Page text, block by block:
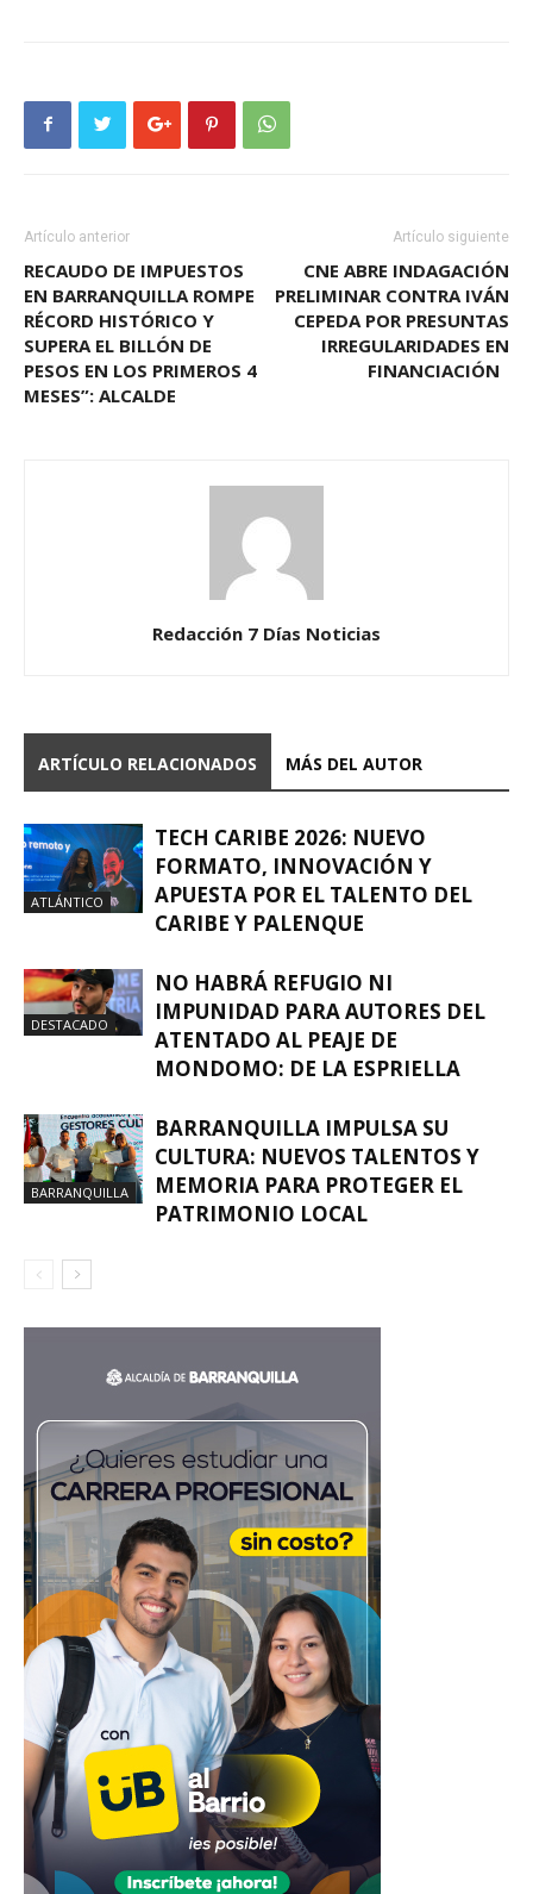
Artículo anterior
RECAUDO DE IMPUESTOS
EN BARRANQUILLA ROMPE
RÉCORD HISTÓRICO Y
SUPERA EL BILLÓN DE
PESOS EN LOS PRIMEROS 4
MESES”: ALCALDE
Artículo siguiente
CNE ABRE INDAGACIÓN
PRELIMINAR CONTRA IVÁN
CEPEDA POR PRESUNTAS
IRREGULARIDADES EN
FINANCIACIÓN
Redacción 7 Días Noticias
ARTÍCULO RELACIONADOS MÁS DEL AUTOR
ATLÁNTICO
TECH CARIBE 2026: NUEVO
FORMATO, INNOVACIÓN Y
APUESTA POR EL TALENTO DEL
CARIBE Y PALENQUE
DESTACADO
NO HABRÁ REFUGIO NI
IMPUNIDAD PARA AUTORES DEL
ATENTADO AL PEAJE DE
MONDOMO: DE LA ESPRIELLA
BARRANQUILLA
BARRANQUILLA IMPULSA SU
CULTURA: NUEVOS TALENTOS Y
MEMORIA PARA PROTEGER EL
PATRIMONIO LOCAL